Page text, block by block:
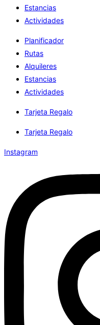
Estancias
Actividades
Planificador
Rutas
Alquileres
Estancias
Actividades
Tarjeta Regalo
Tarjeta Regalo
Instagram